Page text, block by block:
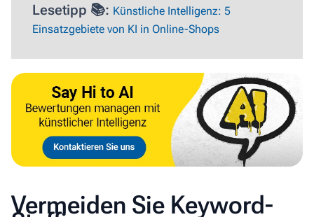
Lesetipp 📚: Künstliche Intelligenz: 5
Einsatzgebiete von KI in Online-Shops
Vermeiden Sie Keyword-